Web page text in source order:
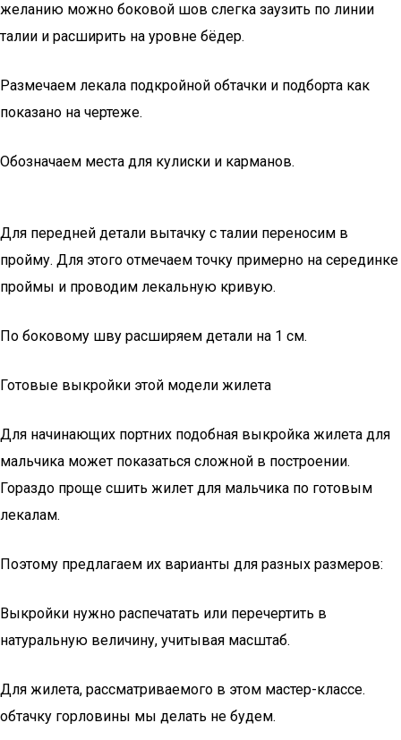
желанию можно боковой шов слегка заузить по линии
талии и расширить на уровне бёдер.
Размечаем лекала подкройной обтачки и подборта как
показано на чертеже.
Обозначаем места для кулиски и карманов.
Для передней детали вытачку с талии переносим в
пройму. Для этого отмечаем точку примерно на серединке
проймы и проводим лекальную кривую.
По боковому шву расширяем детали на 1 см.
Готовые выкройки этой модели жилета
Для начинающих портних подобная выкройка жилета для
мальчика может показаться сложной в построении.
Гораздо проще сшить жилет для мальчика по готовым
лекалам.
Поэтому предлагаем их варианты для разных размеров:
Выкройки нужно распечатать или перечертить в
натуральную величину, учитывая масштаб.
Для жилета, рассматриваемого в этом мастер-классе.
обтачку горловины мы делать не будем.